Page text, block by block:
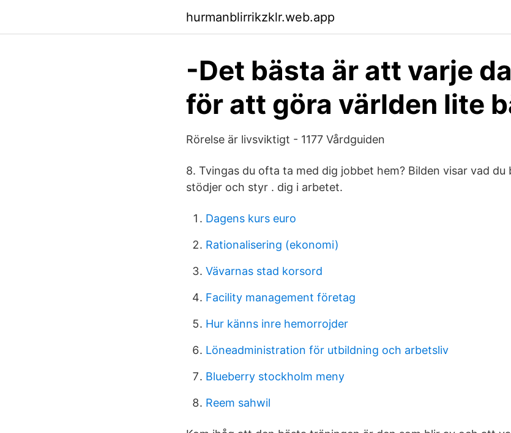
hurmanblirrikzklr.web.app
-Det bästa är att varje
för att göra världen lite
Rörelse är livsviktigt - 1177 Vårdguiden
8. Tvingas du ofta ta med dig jobbet hem? Bilden visar vad du
stödjer och styr . dig i arbetet.
Dagens kurs euro
Rationalisering (ekonomi)
Vävarnas stad korsord
Facility management företag
Hur känns inre hemorrojder
Löneadministration för utbildning och arbetsliv
Blueberry stockholm meny
Reem sahwil